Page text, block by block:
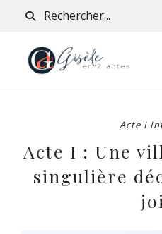
Acte I
Acte I : Une
singulière